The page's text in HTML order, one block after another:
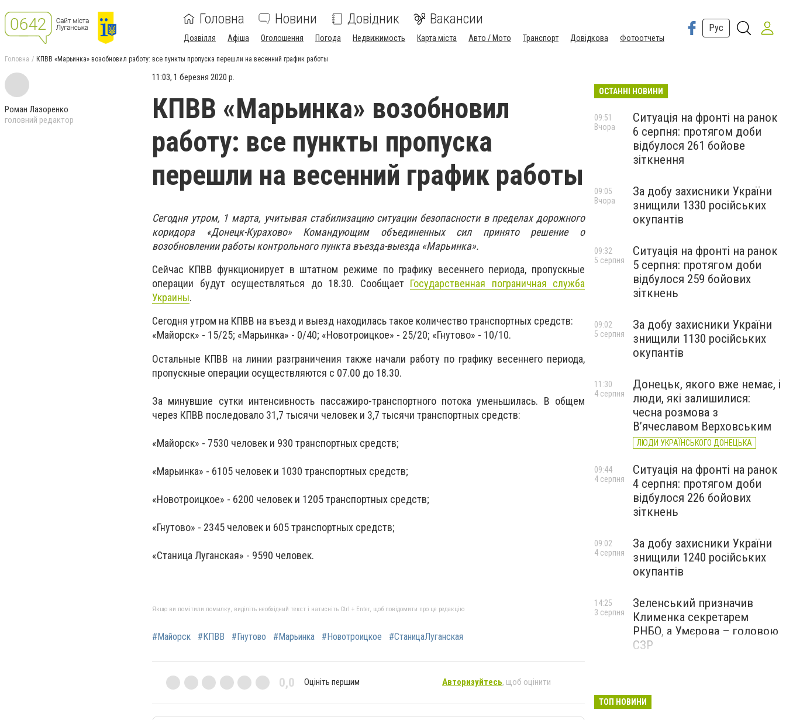
Головна Новини Довідник Вакансии
Дозвілля Афіша Оголошення Погода Недвижимость Карта міста Авто / Мото Транспорт Довідкова Фотоотчеты
Рус
Головна КПВВ «Марьинка» возобновил работу: все пункты пропуска перешли на весенний график работы
Роман Лазоренко
головний редактор
11:03, 1 березня 2020 р.
КПВВ «Марьинка» возобновил
работу: все пункты пропуска
перешли на весенний график работы
Сегодня утром, 1 марта, учитывая стабилизацию ситуации безопасности в пределах дорожного
коридора «Донецк-Курахово» Командующим объединенных сил принято решение о
возобновлении работы контрольного пункта въезда-выезда «Марьинка».
Сейчас КПВВ функционирует в штатном режиме по графику весеннего периода, пропускные
операции будут осуществляться до 18.30. Сообщает Государственная пограничная служба
Украины.
Сегодня утром на КПВВ на въезд и выезд находилась такое количество транспортных средств:
«Майорск» - 15/25; «Марьинка» - 0/40; «Новотроицкое» - 25/20; «Гнутово» - 10/10.
Остальные КПВВ на линии разграничения также начали работу по графику весеннего периода,
пропускные операции осуществляются с 07.00 до 18.30.
За минувшие сутки интенсивность пассажиро-транспортного потока уменьшилась. В общем
через КПВВ последовало 31,7 тысячи человек и 3,7 тысячи транспортных средств:
«Майорск» - 7530 человек и 930 транспортных средств;
«Марьинка» - 6105 человек и 1030 транспортных средств;
«Новотроицкое» - 6200 человек и 1205 транспортных средств;
«Гнутово» - 2345 человек и 605 транспортных средств;
«Станица Луганская» - 9590 человек.
Якщо ви помітили помилку, виділіть необхідний текст і натисніть Ctrl + Enter, щоб повідомити про це редакцію
#Майорск #КПВВ #Гнутово #Марьинка #Новотроицкое #СтаницаЛуганская
0,0 Оцініть першим Авторизуйтесь, щоб оцінити
ОСТАННІ НОВИНИ
Ситуація на фронті на ранок
6 серпня: протягом доби
відбулося 261 бойове
зіткнення
09:51
Вчора
За добу захисники України
знищили 1330 російських
окупантів
09:05
Вчора
Ситуація на фронті на ранок
5 серпня: протягом доби
відбулося 259 бойових
зіткнень
09:32
5 серпня
За добу захисники України
знищили 1130 російських
окупантів
09:02
5 серпня
Донецьк, якого вже немає, і
люди, які залишилися:
чесна розмова з
В’ячеславом Верховським
ЛЮДИ УКРАЇНСЬКОГО ДОНЕЦЬКА
11:30
4 серпня
Ситуація на фронті на ранок
4 серпня: протягом доби
відбулося 226 бойових
зіткнень
09:44
4 серпня
За добу захисники України
знищили 1240 російських
окупантів
09:02
4 серпня
Зеленський призначив
Клименка секретарем
РНБО, а Умєрова – головою
СЗР
14:25
3 серпня
ТОП НОВИНИ